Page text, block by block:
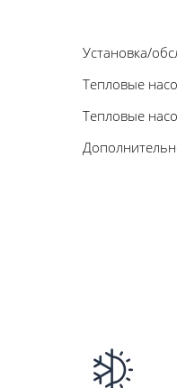
Установка/
Тепловые
Тепловые